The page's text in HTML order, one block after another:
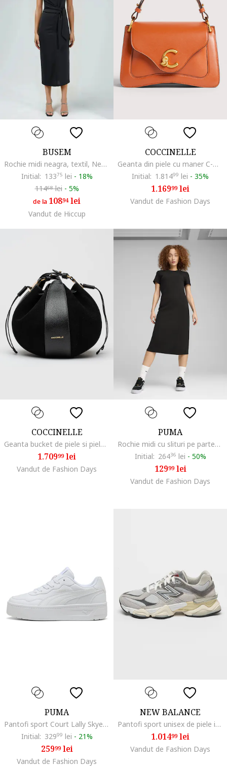
BUSEM
Rochie midi neagra, textil, Negru
Initial: 13375 lei - 18%
11468lei - 5%
de la 10894lei
Vandut de Hiccup
COCCINELLE
Geanta din piele cu maner C-Me, Portocaliu inchis
Initial: 1.81499 lei - 35%
1.16999lei
Vandut de Fashion Days
COCCINELLE
Geanta bucket de piele si piele intoarsa cu etui detasabil, Negru
1.70999lei
Vandut de Fashion Days
PUMA
Rochie midi cu slituri pe partea din spate, Negru
Initial: 26436 lei - 50%
12999lei
Vandut de Fashion Days
PUMA
Pantofi sport Court Lally Skye flatform de piele ecologica, Alb optic
Initial: 32999 lei - 21%
25999lei
Vandut de Fashion Days
NEW BALANCE
Pantofi sport unisex de piele intoarsa cu garnituri de material textil 9060, Alb/Gri cenusiu/Gri inchis
1.01499lei
Vandut de Fashion Days